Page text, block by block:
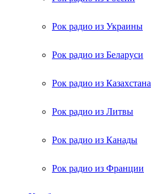
Рок радио из Украины
Рок радио из Беларуси
Рок радио из Казахстана
Рок радио из Литвы
Рок радио из Канады
Рок радио из Франции